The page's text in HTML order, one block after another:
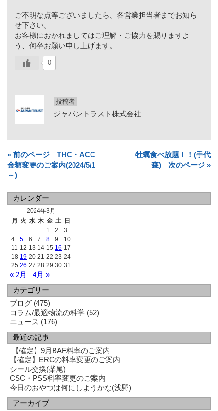
ご不明な点等ございましたら、各営業担当者までお知ら
せ下さい。
お客様におかれましてはご理解・ご協力を賜りますよ
う、何卒お願い申し上げます。
0
投稿者
ジャパントラスト株式会社
« 前のページ THC・ACC
金額変更のご案内(2024/5/1
～)
牡蠣食べ放題！！(手代
森) 次のページ »
カレンダー
2024年3月
月
火 水 木 金 土 日
1
2
3
4
5 6 7 8 9
10
11 12 13 14 15 16 17
18 19 20 21 22 23 24
25 26 27 28 29 30 31
« 2月
4月 »
カテゴリー
ブログ (475)
コラム/最適物流の科学 (52)
ニュース (176)
最近の記事
【確定】9月BAF料率のご案内
【確定】ERCの料率変更のご案内
シール交換(柴尾)
CSC・PSS料率変更のご案内
今日のおやつは何にしようかな(浅野)
アーカイブ